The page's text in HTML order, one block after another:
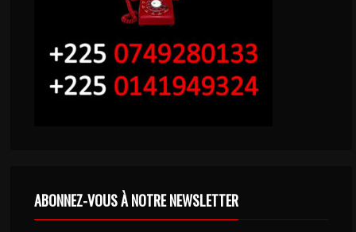
ABONNEZ-VOUS À NOTRE NEWSLETTER